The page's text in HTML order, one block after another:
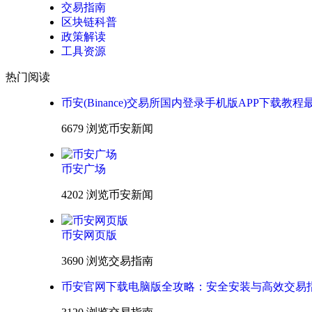
交易指南
区块链科普
政策解读
工具资源
热门阅读
币安(Binance)交易所国内登录手机版APP下载教程
6679 浏览币安新闻
币安广场
4202 浏览币安新闻
币安网页版
3690 浏览交易指南
币安官网下载电脑版全攻略：安全安装与高效交易